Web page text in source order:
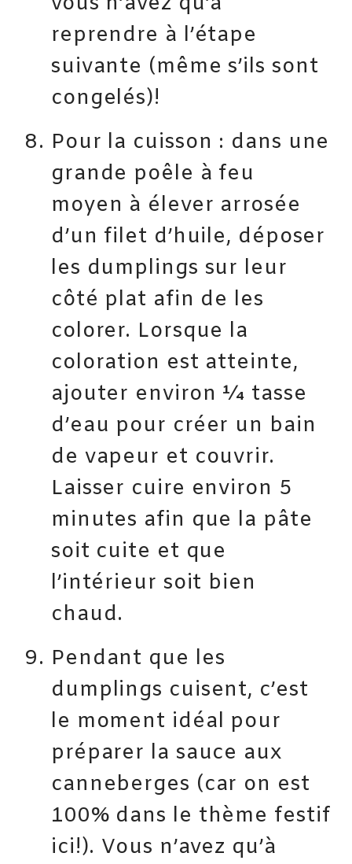
reprendre à l’étape
suivante (même s’ils sont
congelés)!
Pour la cuisson : dans une
grande poêle à feu
moyen à élever arrosée
d’un filet d’huile, déposer
les dumplings sur leur
côté plat afin de les
colorer. Lorsque la
coloration est atteinte,
ajouter environ ¼ tasse
d’eau pour créer un bain
de vapeur et couvrir.
Laisser cuire environ 5
minutes afin que la pâte
soit cuite et que
l’intérieur soit bien
chaud.
Pendant que les
dumplings cuisent, c’est
le moment idéal pour
préparer la sauce aux
canneberges (car on est
100% dans le thème festif
ici!). Vous n’avez qu’à